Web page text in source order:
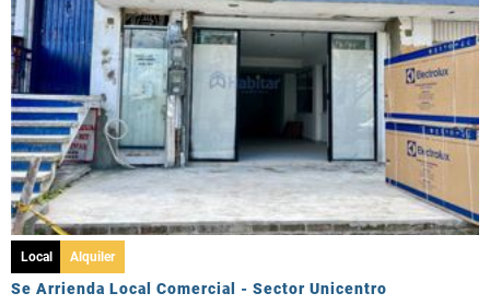
Local Alquiler
Se Arrienda Local Comercial - Sector Unicentro